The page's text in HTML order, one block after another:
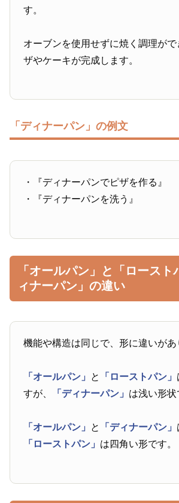
す。
オーブンを使用せずに焼く調理が
ザやケーキが完成します。
「ディナーパン」の例文
・『ディナーパンでピザを作る』
・『ディナーパンを洗う』
「オールパン」と「ロースト
ィナーパン」の違い
機能や構造は同じで、形に違いがあ
「オールパン」 と 「ローストパン」
すが、
「ディナーパン」 は浅い形状
「オールパン」 と 「ディナーパン」
「ローストパン」 は四角い形です。